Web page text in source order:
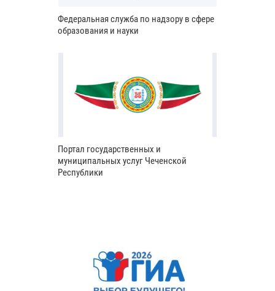
Федеральная служба по надзору в сфере
образования и науки
Портал государственных и
муниципальных услуг Чеченской
Республики